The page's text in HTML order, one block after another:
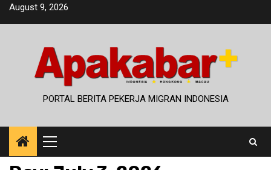
SkipAugust 9, 2026
PORTAL BERITA PEKERJA MIGRAN INDONESIA
Primary
Menu